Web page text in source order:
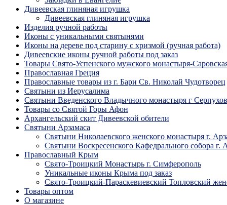
Дивеевская глиняная игрушка
Дивеевская глиняная игрушка
Изделия ручной работы
Иконы с уникальными святынями
Иконы на дереве под старину с хризмой (ручная работа)
Дивеевские иконы ручной работы под заказ
Товары Свято-Успенского мужского монастыря-
Православная Греция
Православные товары из г. Бари Св. Николай Чудотворец
Святыни из Иерусалима
Святыни Введенского Владычного монастыря г Серпухов
Товары со Святой Горы Афон
Архангельский скит Дивеевской обители
Святыни Арзамаса
Святыни Николаевского женского монастыря г.
Святыни Воскресенского Кафедрального собора г.
Православный Крым
Свято-Троицкий Монастырь г. Симферополь
Уникальные иконы Крыма под заказ
Свято-Троицкий-Параскевиевский Топловский
Товары оптом
О магазине